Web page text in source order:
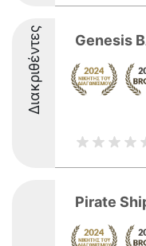
Διακριθέντες Genesis
Pirate